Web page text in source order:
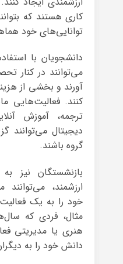
کاری هستند که
توانایی‌های خود
دانشجویان با
می‌توانند در کنار
آورند و بخشی از
کنند. فعالیت‌هایی
ترجمه، آموزش
دیجیتال می‌توانند
گروه باشند.
بازنشستگان نیز
ارزشمند،
خود را به یک فعالیت
مثال، فردی که
هنری یا مدیریتی
دانش خود را به